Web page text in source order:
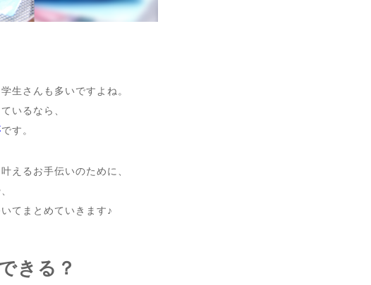
生さんも多いですよね。
いるなら、
です。
えるお手伝いのために、
てまとめていきます♪
きる？